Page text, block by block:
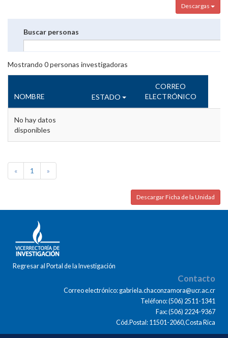
Descargas
Buscar personas
Mostrando 0personas investigadoras
NOMBRE ESTADO
CORREO
ELECTRÓNICO
No hay datos
disponibles
« 1 »
Descargar Ficha de la Unidad
Regresar al Portal de la Investigación
Contacto
Correo electrónico: gabriela.chaconzamora@ucr.ac.cr
Teléfono: (506) 2511-1341
Fax: (506) 2224-9367
Cód.Postal: 11501-2060,Costa Rica